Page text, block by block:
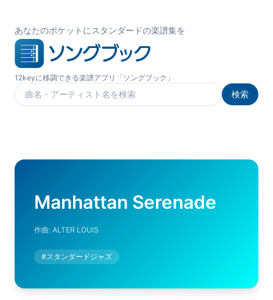
あなたのポケットにスタンダードの楽譜集を
12keyに移調できる楽譜アプリ「ソングブック」
楽曲を検索
検索
Manhattan Serenade
作曲: ALTER LOUIS
#スタンダードジャズ